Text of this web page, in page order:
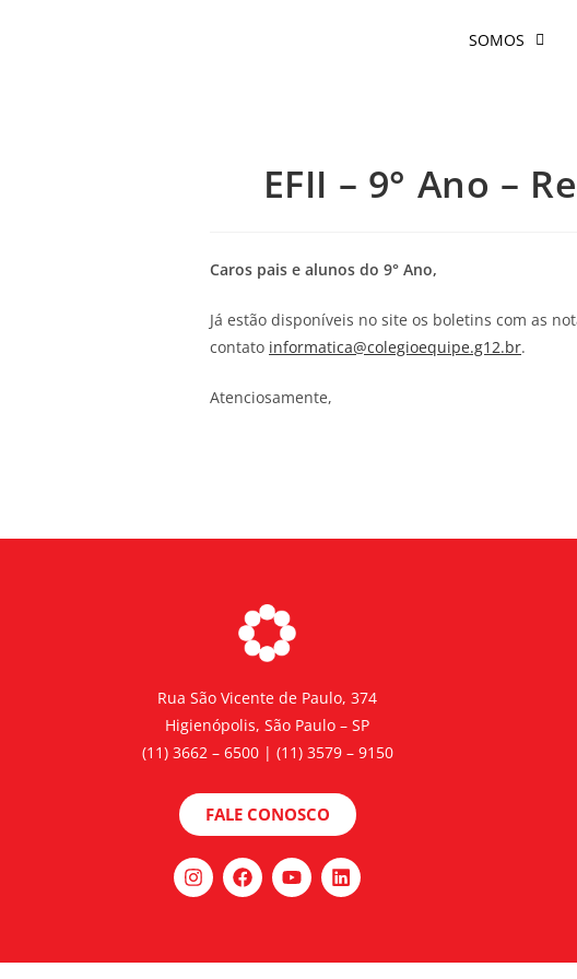
SOMOS
EFII – 9° Ano –
Caros pais e alunos do 9° Ano,
Já estão disponíveis no site os boletins com as
contato informatica@colegioequipe.g12.br.
Atenciosamente,
Rua São Vicente de Paulo, 374
Higienópolis, São Paulo – SP
(11) 3662 – 6500 | (11) 3579 – 9150
FALE CONOSCO